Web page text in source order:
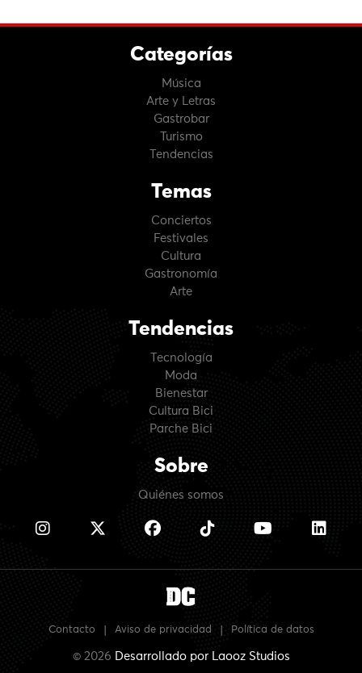
Categorías
Música
Arte y Letras
Gastrobar
Turismo
Tendencias
Temas
Conciertos
Festivales
Cultura
Gastronomía
Arte
Tendencias
Tecnología
Moda
Bienestar
Cultura Bici
Parche Bici
Sobre
Quiénes somos
Contacto Aviso de privacidad Política de datos
© 2026 Desarrollado por Laooz Studios